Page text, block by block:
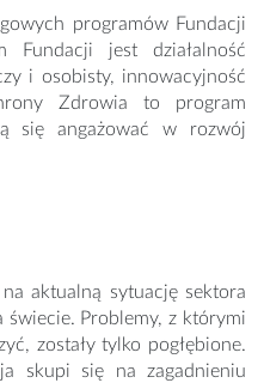
programów Fundacji
Fundacji jest działalność
i osobisty, innowacyjność
Zdrowia to program
się angażować w rozwój
na aktualną sytuację sektora
Problemy, z którymi
zostały tylko pogłębione.
skupi się na zagadnieniu